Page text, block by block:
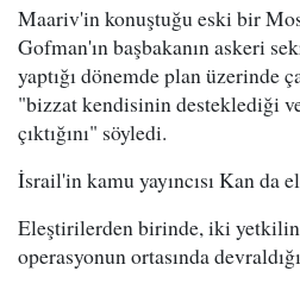
Maariv'in konuştuğu eski bir
Gofman'ın başbakanın askeri
yaptığı dönemde plan üzerinde
"bizzat kendisinin desteklediği
çıktığını" söyledi.
İsrail'in kamu yayıncısı Kan da
Eleştirilerden birinde, iki
operasyonun ortasında